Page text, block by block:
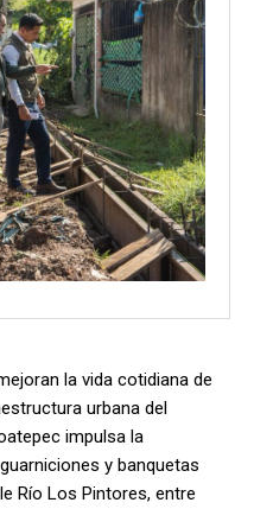
la vida cotidiana de
urbana del
impulsa la
y banquetas
Río Los Pintores, entre